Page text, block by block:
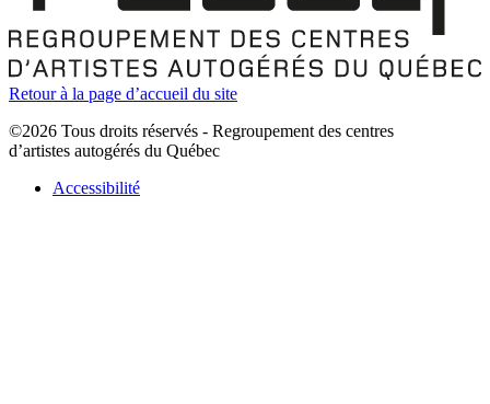
Retour à la page d’accueil du site
©2026 Tous droits réservés - Regroupement des centres
d’artistes autogérés du Québec
Accessibilité